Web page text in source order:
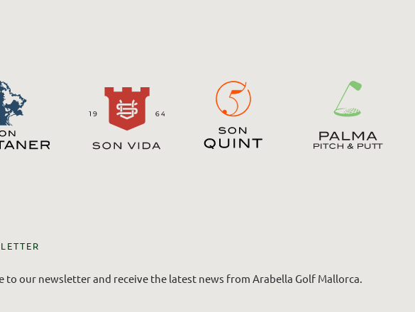
to our newsletter and receive the latest news from Arabella Golf Mallorca.